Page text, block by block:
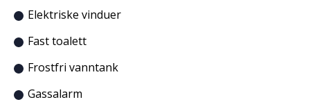
Elektriske vinduer
Fast toalett
Frostfri vanntank
Gassalarm